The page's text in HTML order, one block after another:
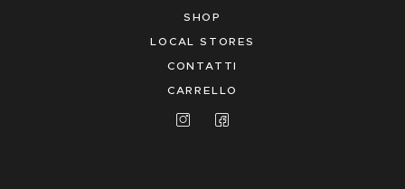
SHOP
LOCAL STORES
CONTATTI
CARRELLO